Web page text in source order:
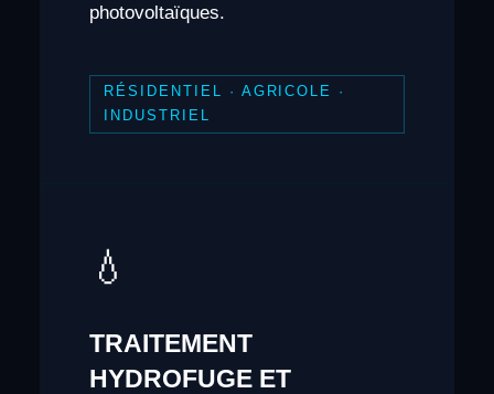
photovoltaïques.
RÉSIDENTIEL · AGRICOLE ·
INDUSTRIEL
💧
TRAITEMENT
HYDROFUGE ET